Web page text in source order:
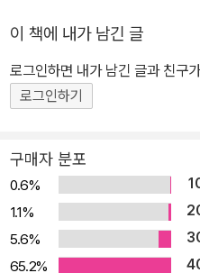
잦은 일탈 혹은 문제적 상황, 쿨한
등으로 표현되는 고착화된 틀은
한’사건이라는 점에서 폭 넓은
자까지 등장인물들은 모두 병든
만 신음하기보다 어떻게든 씩씩
지키려다 왕따를 당하지만 이 소
다르다. 심사평에서 언급한 소설
공간을 만나면 자연스럽게 넓어진
이 책에 내가 남긴 글
로그인하면 내가 남긴 글과 친구
로그인하기
구매자 분포
0.6%
1.1%
5.6%
65.2%